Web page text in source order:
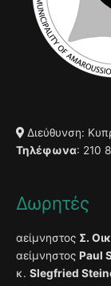
Διεύθυνση:
Τηλέφωνα: 210
Δωρητές
αείμνηστος Σ.
αείμνηστος Paul
κ. Slegfried